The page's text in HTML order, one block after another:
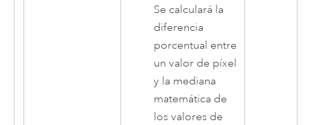
Se calculará la
diferencia
porcentual entre
un valor de píxel
y la mediana
matemática de
los valores de